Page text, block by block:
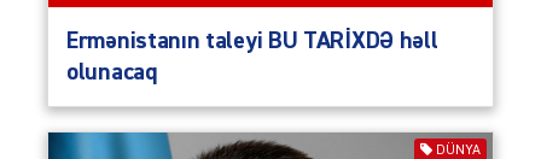
Ermənistanın taleyi BU TARİXDƏ həll
olunacaq
DÜNYA